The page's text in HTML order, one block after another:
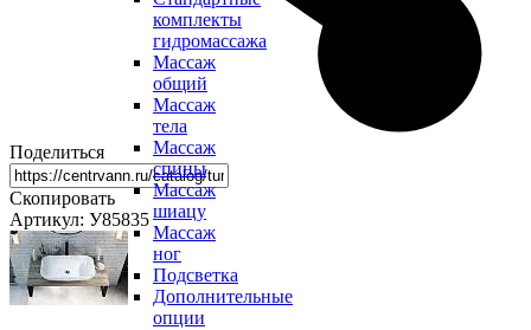
комплекты
гидромассажа
Массаж
общий
Массаж
тела
Массаж
спины
Массаж
шиацу
Массаж
ног
Подсветка
Дополнительные
опции
Поделиться
Скопировать
Артикул: У85835